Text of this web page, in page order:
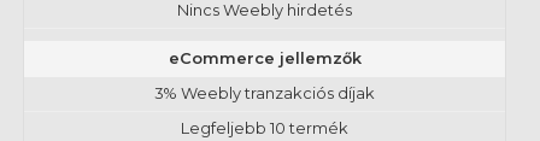
Nincs Weebly hirdetés
eCommerce jellemzők
3% Weebly tranzakciós díjak
Legfeljebb 10 termék